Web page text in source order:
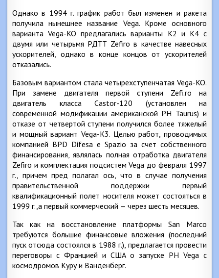
Однако в 1994 г. график работ был изменен и ракета
получила нынешнее название Vega. Кроме основного
варианта Vega-KO предлагались варианты К2 и К4 с
двумя или четырьмя РДТТ Zefiro в качестве навесных
ускорителей, однако в конце концов от ускорителей
отказались.
Базовым вариантом стала четырехступенчатая Vega-KO.
При замене двигателя первой ступени Zefi.ro на
двигатель класса Castor-120 (установлен на
современной модификации американской РН Taurus) и
отказе от четвертой ступени получился более тяжелый
и мощный вариант Vega-К3. Целью работ, проводимых
компанией BPD Difesa e Spazio за счет собственного
финансирования, являлась полная отработка двигателя
Zefiro и комплектация подсистем Vega до февраля 1997
г., причем пред полагал ось, что в случае получения
правительственной поддержки первый
квалификационный полет носителя может состояться в
1999 г.,а первый коммерческий — через шесть месяцев.
Так как на восстановление платформы San Marco
требуются большие финансовые вложения (последний
пуск отсюда состоялся в 1988 г.), предлагается провести
переговоры с Францией и США о запуске РН Vega с
космодромов Куру и Ванденберг.